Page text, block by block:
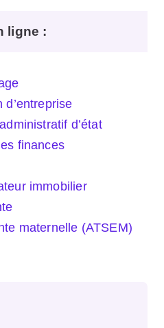
ligne :
d’entreprise
d’état
finances
immobilier
maternelle (ATSEM)